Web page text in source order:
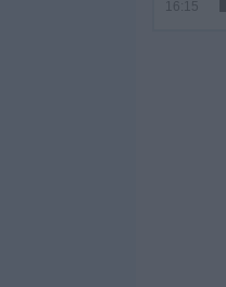
16:15